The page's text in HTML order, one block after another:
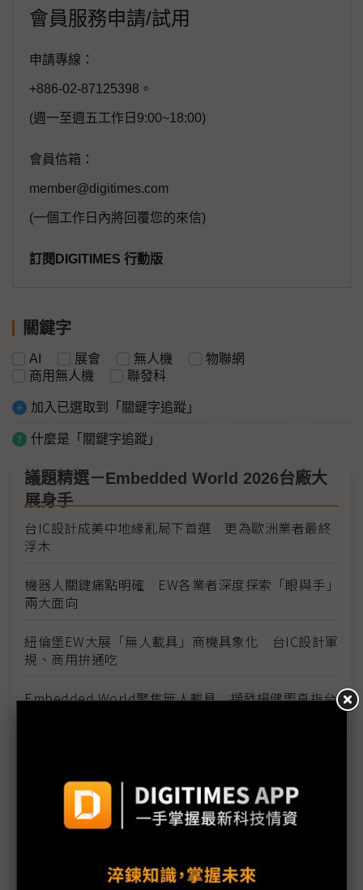
會員服務申請/試用
申請專線：
+886-02-87125398。
(週一至週五工作日9:00~18:00)
會員信箱：
member@digitimes.com
(一個工作日內將回覆您的來信)
訂閱DIGITIMES 行動版
關鍵字
AI 展會 無人機
物聯網
商用無人機
聯發科
加入已選取到「關鍵字追蹤」
什麼是「關鍵字追蹤」
議題精選－Embedded World 2026台廠大
展身手
台IC設計成美中地緣亂局下首選 更為歐洲業者最終
浮木
機器人關鍵痛點明確 EW各業者深度探索「眼與手」
兩大面向
紐倫堡EW大展「無人載具」商機具象化 台IC設計軍
規、商用拚通吃
Embedded World聚焦無人載具 擷發楊健盟直指台
聯發科王鎮國：IoT市場百花齊放 商用無人機成公司
新焦點
鴻海旗下車用晶片廠鴻軒擁歐系優勢 目標擴大當地